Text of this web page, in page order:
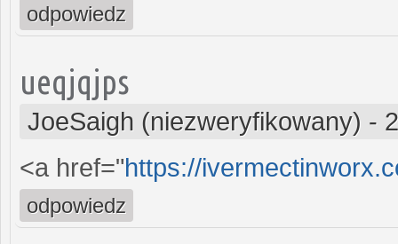
odpowiedz
ueqjqjps
JoeSaigh (niezweryfikowany) -
<a href="https://
odpowiedz